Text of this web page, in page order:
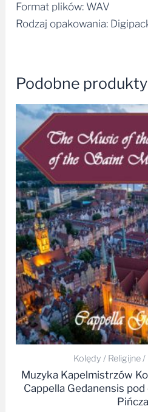
Format plików: WAV
Rodzaj opakowania:
Podobne produkty
Kolędy / Religijne
Muzyka Kapelmistrzów
Cappella Gedanensis